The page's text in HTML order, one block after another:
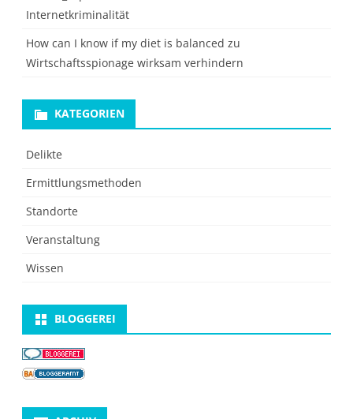
Internetkriminalität
How can I know if my diet is balanced zu
Wirtschaftsspionage wirksam verhindern
KATEGORIEN
Delikte
Ermittlungsmethoden
Standorte
Veranstaltung
Wissen
BLOGGEREI